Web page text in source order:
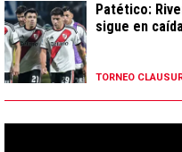
Patético:
sigue en
TORNEO